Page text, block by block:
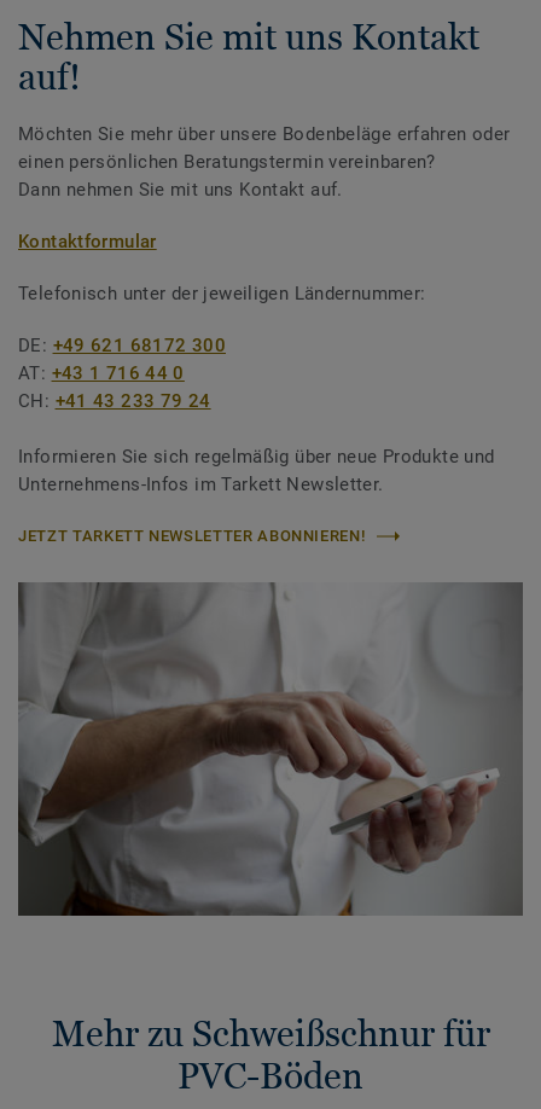
Nehmen Sie mit uns Kontakt
auf!
Möchten Sie mehr über unsere Bodenbeläge erfahren oder
einen persönlichen Beratungstermin vereinbaren?
Dann nehmen Sie mit uns Kontakt auf.
Kontaktformular
Telefonisch unter der jeweiligen Ländernummer:
DE: +49 621 68172 300
AT: +43 1 716 44 0
CH: +41 43 233 79 24
Informieren Sie sich regelmäßig über neue Produkte und
Unternehmens-Infos im Tarkett Newsletter.
JETZT TARKETT NEWSLETTER ABONNIEREN!
Mehr zu Schweißschnur für
PVC-Böden